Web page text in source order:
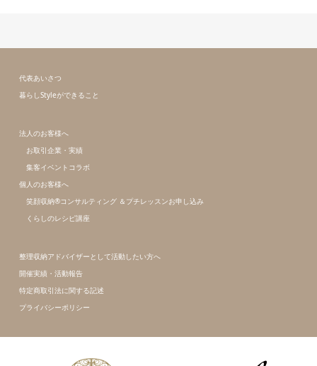
代表あいさつ
暮らしStyleができること
法人のお客様へ
お取引企業・実績
集客イベントコラボ
個人のお客様へ
笑顔収納®コンサルティング ＆プチレッスンお申し込み
くらしのレシピ講座
整理収納アドバイザーとして活動したい方へ
開催実績・活動報告
特定商取引法に関する記述
プライバシーポリシー